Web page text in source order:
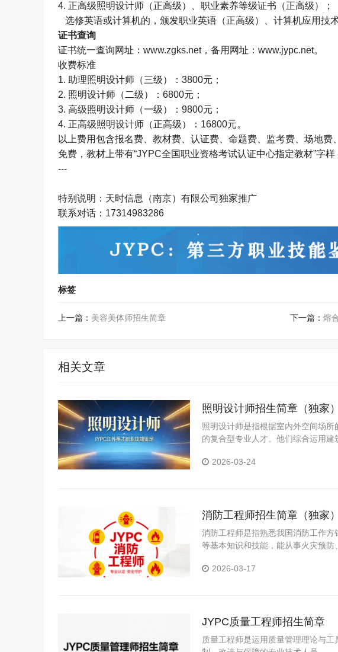
4. 正高级照明设计师（正高级）、职业素养等级证书（正高级）；
选修英语或计算机的，颁发职业英语（正高级）、计算机应用技
证书查询
证书统一查询网址： www.zgks.net，备用网址： www.jypc.net。
收费标准
1. 助理照明设计师（三级）： 3800元；
2. 照明设计师（二级）： 6800元；
3. 高级照明设计师（一级）： 9800元；
4. 正高级照明设计师（正高级）： 16800元。
以上费用包含报名费、教材费、认证费、命题费、监考费、场地
免费，教材上带有“JYPC全国职业资格考试认证中心指定教材”字样
---
特别说明：天时信息（南京）有限公司独家推广
联系对话： 17314983286
标签
上一篇： 美容美体师招生简章 下一篇： 熔
相关文章
照明设计师招生简章（独家）
照明设计师是指根据室内外空间场
的复合型专业人才。他们综合运用建
研与分析、照明创意设计、效果图绘
2026-03-24
消防工程师招生简章（独家）
消防工程师是指熟悉我国消防工作
等基本知识和技能，能从事火灾预
2026-03-17
JYPC质量工程师招生简章
质量工程师是运用质量管理理论与